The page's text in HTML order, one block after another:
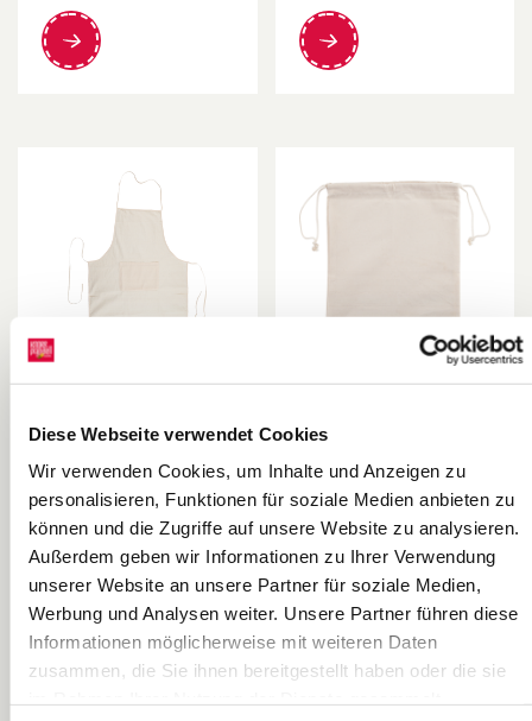
Diese Webseite verwendet Cookies
Wir verwenden Cookies, um Inhalte und Anzeigen zu
personalisieren, Funktionen für soziale Medien anbieten zu
können und die Zugriffe auf unsere Website zu analysieren.
Außerdem geben wir Informationen zu Ihrer Verwendung
unserer Website an unsere Partner für soziale Medien,
Werbung und Analysen weiter. Unsere Partner führen diese
Informationen möglicherweise mit weiteren Daten
zusammen, die Sie ihnen bereitgestellt haben oder die sie
Apron | 600×900
KNORR prandell
Shoe Bag |
natural
KNORR prandell